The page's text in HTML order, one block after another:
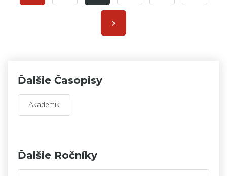
Ďalšie Časopisy
Akademik
Ďalšie Ročníky